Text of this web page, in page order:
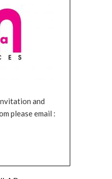
and
please email :